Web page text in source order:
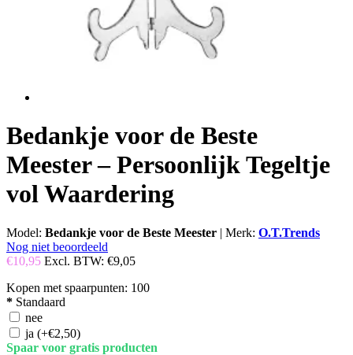
Bedankje voor de Beste
Meester – Persoonlijk Tegeltje
vol Waardering
Model: Bedankje voor de Beste Meester | Merk: O.T.Trends
Nog niet beoordeeld
€10,95 Excl. BTW: €9,05
Kopen met spaarpunten: 100
* Standaard
nee
ja (+€2,50)
Spaar voor gratis producten